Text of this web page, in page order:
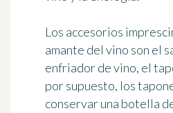
Los accesorios
amante del vino son el
enfriador de vino, el
por supuesto, los
conservar una botella